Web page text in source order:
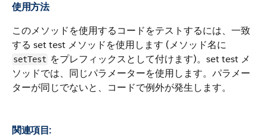
使用方法
このメソッドを使用するコードをテストするには、一致
する set test メソッドを使用します (メソッド名に
setTest をプレフィックスとして付けます)。set test メ
ソッドでは、同じパラメーターを使用します。パラメー
ターが同じでないと、コードで例外が発生します。
関連項目: